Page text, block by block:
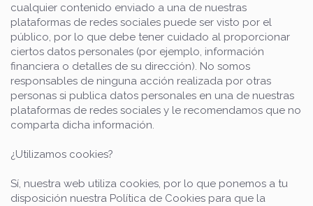
cualquier contenido enviado a una de nuestras
plataformas de redes sociales puede ser visto por el
público, por lo que debe tener cuidado al proporcionar
ciertos datos personales (por ejemplo, información
financiera o detalles de su dirección). No somos
responsables de ninguna acción realizada por otras
personas si publica datos personales en una de nuestras
plataformas de redes sociales y le recomendamos que no
comparta dicha información.
¿Utilizamos cookies?
Sí, nuestra web utiliza cookies, por lo que ponemos a tu
disposición nuestra Política de Cookies para que la